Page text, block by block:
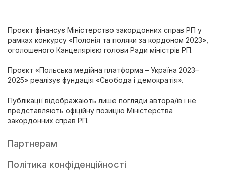
Проєкт фінансує Міністерство закордонних справ РП у
рамках конкурсу «Полонія та поляки за кордоном 2023»,
оголошеного Канцелярією голови Ради міністрів РП.
Проєкт «Польська медійна платформа – Україна 2023–
2025» реалізує фундація «Свобода і демократія».
Публікації відображають лише погляди автора/ів і не
представляють офіційну позицію Міністерства
закордонних справ РП.
Партнерам
Політика конфіденційності